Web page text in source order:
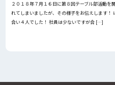
２０１８年７月１６日に第８回テーブル部活動
れてしまいましたが、その様子をお伝えします！
合い４人でした！ 社員は少ないですが合 […]